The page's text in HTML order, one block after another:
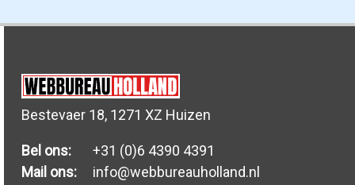
Bestevaer 18, 1271 XZ Huizen
Bel ons:
+31 (0)6 4390 4391
Mail ons:
info@webbureauholland.nl